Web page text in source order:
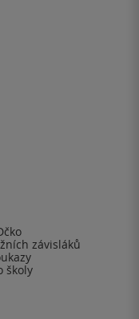
závisláků
školy